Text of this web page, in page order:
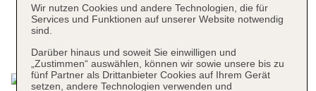
Das bietet Ihre Unterkunft
Wir nutzen Cookies und andere Technologien, die für
Services und Funktionen auf unserer Website notwendig
sind.
Darüber hinaus und soweit Sie einwilligen und
„Zustimmen“ auswählen, können wir sowie unsere bis zu
fünf Partner als Drittanbieter Cookies auf Ihrem Gerät
setzen, andere Technologien verwenden und